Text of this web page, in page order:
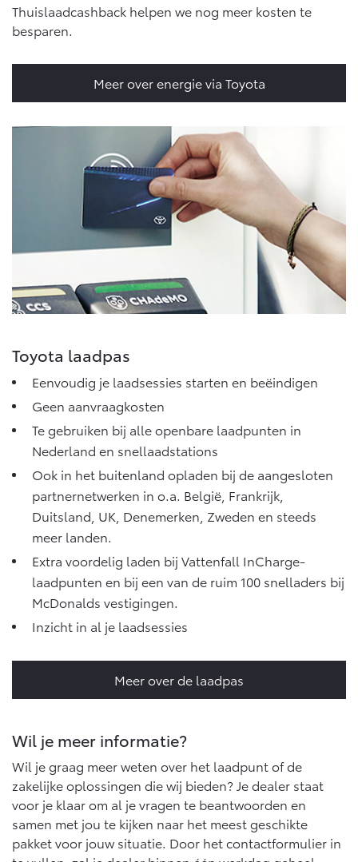
Thuislaadcashback helpen we nog meer kosten te
besparen.
Meer over energie via Toyota
Toyota laadpas
Eenvoudig je laadsessies starten en beëindigen
Geen aanvraagkosten
Te gebruiken bij alle openbare laadpunten in
Nederland en snellaadstations
Ook in het buitenland opladen bij de aangesloten
partnernetwerken in o.a. België, Frankrijk,
Duitsland, UK, Denemerken, Zweden en steeds
meer landen.
Extra voordelig laden bij Vattenfall InCharge-
laadpunten en bij een van de ruim 100 snelladers bij
McDonalds vestigingen.
Inzicht in al je laadsessies
Meer over de laadpas
Wil je meer informatie?
Wil je graag meer weten over het laadpunt of de
zakelijke oplossingen die wij bieden? Je dealer staat
voor je klaar om al je vragen te beantwoorden en
samen met jou te kijken naar het meest geschikte
pakket voor jouw situatie. Door het contactformulier in